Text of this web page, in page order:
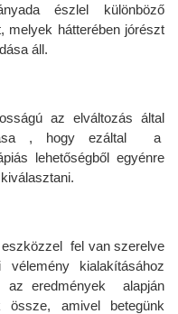
észlel különböző
melyek hátterében jórészt
áll.
az elváltozás által
, hogy ezáltal a
lehetőségből egyénre
fel van szerelve
kialakításához
az eredmények alapján
össze, amivel betegünk